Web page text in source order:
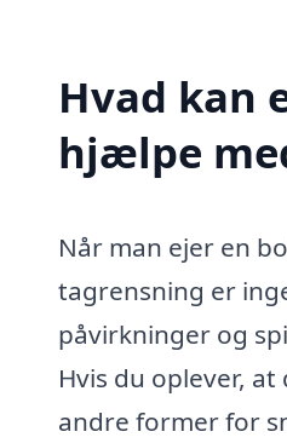
Hvad kan
hjælpe
Når man ejer en
tagrensning er
påvirkninger og
Hvis du oplever,
andre former for